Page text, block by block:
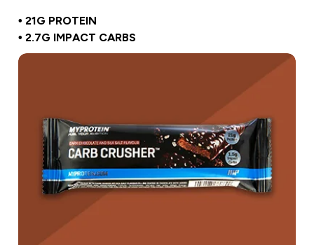
• 21G PROTEIN
• 2.7G IMPACT CARBS